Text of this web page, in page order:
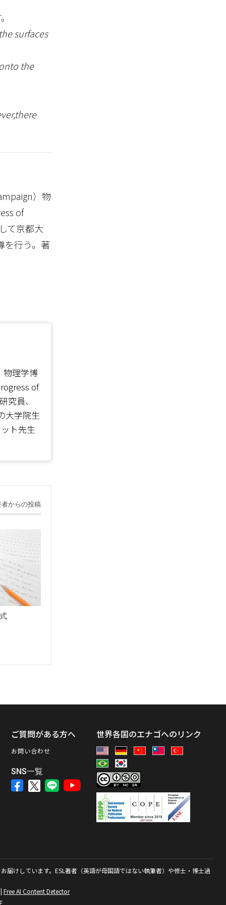
surfaces
the
）物
of
て京都大
を行う。著
物理学博
of
究員、
大学院生
ト先生
者からの投稿
ご質問がある方へ
お問い合わせ
SNS一覧
世界各国のエナゴへのリンク
けしています。ESL著者（英語が母国語ではない執筆者）や修士・博士過
Free AI Content Detector